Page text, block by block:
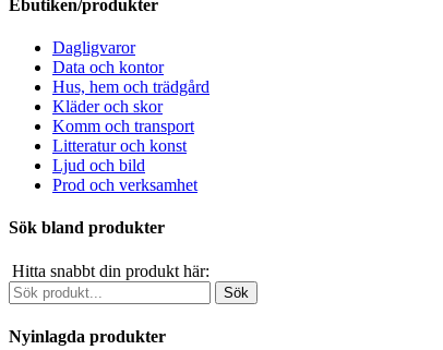
Ebutiken/produkter
Dagligvaror
Data och kontor
Hus, hem och trädgård
Kläder och skor
Komm och transport
Litteratur och konst
Ljud och bild
Prod och verksamhet
Sök bland produkter
Hitta snabbt din produkt här:
Nyinlagda produkter